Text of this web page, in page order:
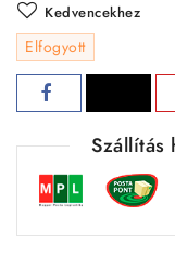
Kedvencekhez
Elfogyott
Szállítás